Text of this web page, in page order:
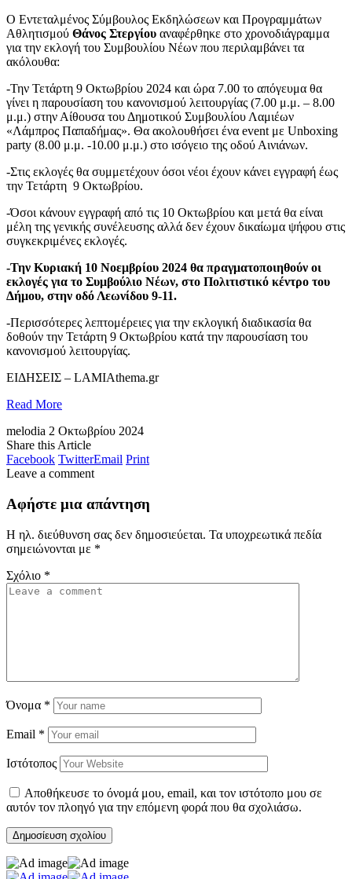
Ο Εντεταλμένος Σύμβουλος Εκδηλώσεων και Προγραμμάτων
Αθλητισμού Θάνος Στεργίου αναφέρθηκε στο χρονοδιάγραμμα
για την εκλογή του Συμβουλίου Νέων που περιλαμβάνει τα
ακόλουθα:
-Την Τετάρτη 9 Οκτωβρίου 2024 και ώρα 7.00 το απόγευμα θα
γίνει η παρουσίαση του κανονισμού λειτουργίας (7.00 μ.μ. – 8.00
μ.μ.) στην Αίθουσα του Δημοτικού Συμβουλίου Λαμιέων
«Λάμπρος Παπαδήμας». Θα ακολουθήσει ένα event με Unboxing
party (8.00 μ.μ. -10.00 μ.μ.) στο ισόγειο της οδού Αινιάνων.
-Στις εκλογές θα συμμετέχουν όσοι νέοι έχουν κάνει εγγραφή έως
την Τετάρτη 9 Οκτωβρίου.
-Όσοι κάνουν εγγραφή από τις 10 Οκτωβρίου και μετά θα είναι
μέλη της γενικής συνέλευσης αλλά δεν έχουν δικαίωμα ψήφου στις
συγκεκριμένες εκλογές.
-Την Κυριακή 10 Νοεμβρίου 2024 θα πραγματοποιηθούν οι
εκλογές για το Συμβούλιο Νέων, στο Πολιτιστικό κέντρο του
Δήμου, στην οδό Λεωνίδου 9-11.
-Περισσότερες λεπτομέρειες για την εκλογική διαδικασία θα
δοθούν την Τετάρτη 9 Οκτωβρίου κατά την παρουσίαση του
κανονισμού λειτουργίας.
​ΕΙΔΗΣΕΙΣ – LAMIAthema.gr
Read More
melodia 2 Οκτωβρίου 2024
Share this Article
Facebook TwitterEmail Print
Leave a comment
Αφήστε μια απάντηση
Η ηλ. διεύθυνση σας δεν δημοσιεύεται. Τα υποχρεωτικά πεδία
σημειώνονται με *
Σχόλιο *
Όνομα *
Email *
Ιστότοπος
Αποθήκευσε το όνομά μου, email, και τον ιστότοπο μου σε
αυτόν τον πλοηγό για την επόμενη φορά που θα σχολιάσω.